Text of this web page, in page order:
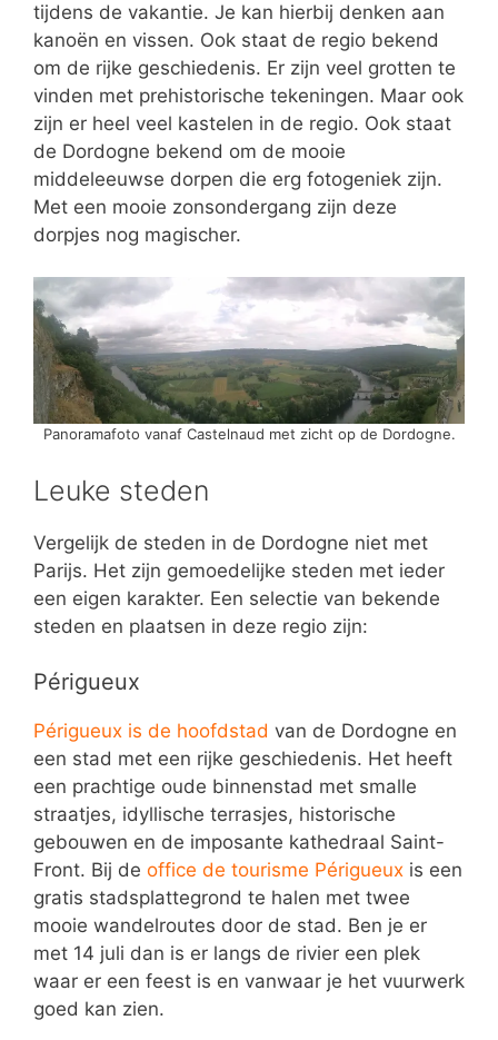
tijdens de vakantie. Je kan hierbij denken aan
kanoën en vissen. Ook staat de regio bekend
om de rijke geschiedenis. Er zijn veel grotten te
vinden met prehistorische tekeningen. Maar ook
zijn er heel veel kastelen in de regio. Ook staat
de Dordogne bekend om de mooie
middeleeuwse dorpen die erg fotogeniek zijn.
Met een mooie zonsondergang zijn deze
dorpjes nog magischer.
Panoramafoto vanaf Castelnaud met zicht op de Dordogne.
Leuke steden
Vergelijk de steden in de Dordogne niet met
Parijs. Het zijn gemoedelijke steden met ieder
een eigen karakter. Een selectie van bekende
steden en plaatsen in deze regio zijn:
Périgueux
Périgueux is de hoofdstad van de Dordogne en
een stad met een rijke geschiedenis. Het heeft
een prachtige oude binnenstad met smalle
straatjes, idyllische terrasjes, historische
gebouwen en de imposante kathedraal Saint-
Front. Bij de office de tourisme Périgueux is een
gratis stadsplattegrond te halen met twee
mooie wandelroutes door de stad. Ben je er
met 14 juli dan is er langs de rivier een plek
waar er een feest is en vanwaar je het vuurwerk
goed kan zien.